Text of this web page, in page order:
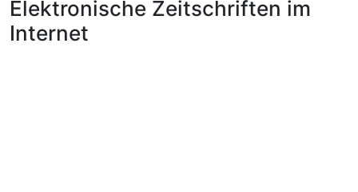
FAQ
Leitlinien
Elektronische Zeitschriften im
Internet